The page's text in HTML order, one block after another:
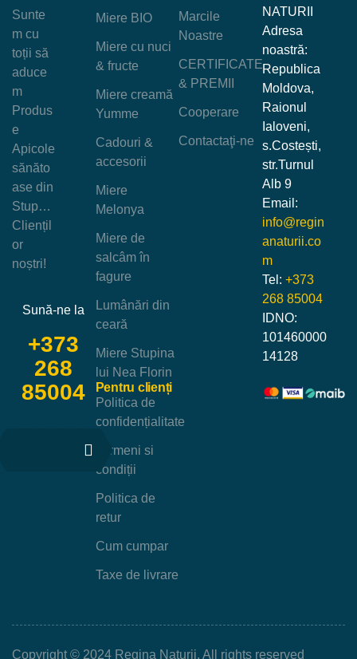
Miere BIO
Miere cu nuci
& fructe
Miere creamă
Yumme
Cadouri &
accesorii
Miere
Melonya
Miere de
salcâm în
fagure
Lumânări din
ceară
Miere Stupina
lui Nea Florin
Pentru clienți
Politica de
confidențialitate
Termeni si
condiții
Politica de
retur
Cum cumpar
Taxe de livrare
Marcile
Noastre
CERTIFICATE
& PREMII
Cooperare
Contactaţi-ne
Sunte
m cu
toții să
aduce
m
Produs
e
Apicole
sănăto
ase din
Stup…
Cliențil
or
noștri!
Sună-ne la
+373
268
85004
NATURII
Adresa
noastră:
Republica
Moldova,
Raionul
Ialoveni,
s.Costești,
str.Turnul
Alb 9
Email:
info@regin
anaturii.co
m
Tel: +373
268 85004
IDNO:
101460000
14128
Copyright © 2024 Regina Naturii. All rights reserved